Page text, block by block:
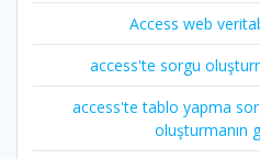
Access web
access'te sorgu
access'te tablo yapma
oluşturmanın